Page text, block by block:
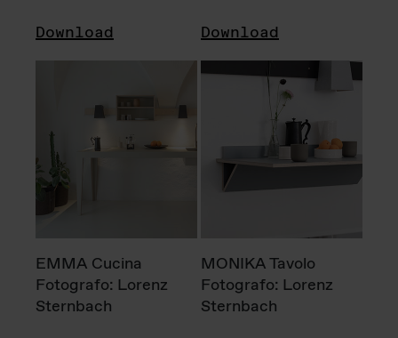
Download Download
EMMA Cucina
Fotografo: Lorenz
Sternbach
MONIKA Tavolo
Fotografo: Lorenz
Sternbach